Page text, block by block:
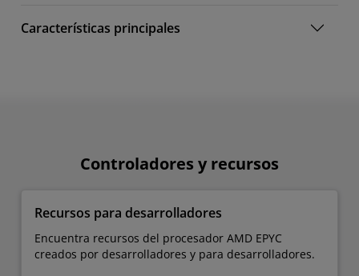
Características principales
Controladores y recursos
Recursos para desarrolladores
Encuentra recursos del procesador AMD EPYC
creados por desarrolladores y para desarrolladores.